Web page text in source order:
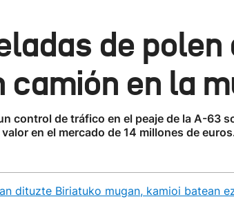
de polen
camión en la
control de tráfico en el peaje de la A-63
en el mercado de 14 millones de
dituzte Biriatuko mugan, kamioi batean